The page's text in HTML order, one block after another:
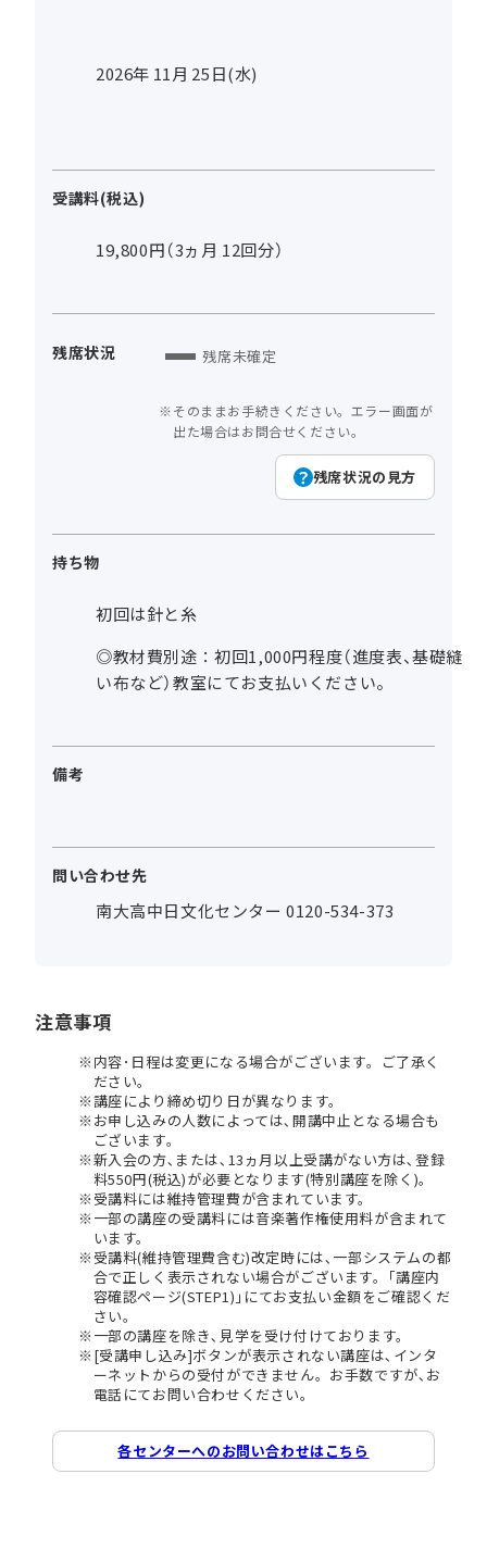
2026年 11月 25日(水)
受講料(税込)
19,800円（3ヵ月 12回分）
残席状況 残席未確定
そのままお手続きください。エラー画面が
出た場合はお問合せください。
残席状況の見方
持ち物
初回は針と糸
◎教材費別途：初回1,000円程度（進度表、基礎縫
い布など）教室にてお支払いください。
備考
問い合わせ先
南大高中日文化センター 0120-534-373
注意事項
内容･日程は変更になる場合がございます。ご了承く
ださい。
講座により締め切り日が異なります。
お申し込みの人数によっては､開講中止となる場合も
ございます。
新入会の方､または､13ヵ月以上受講がない方は､登録
料550円(税込)が必要となります(特別講座を除く)。
受講料には維持管理費が含まれています。
一部の講座の受講料には音楽著作権使用料が含まれて
います。
受講料(維持管理費含む)改定時には､一部システムの都
合で正しく表示されない場合がございます。｢講座内
容確認ページ(STEP1)｣にてお支払い金額をご確認くだ
さい。
一部の講座を除き､見学を受け付けております。
[受講申し込み]ボタンが表示されない講座は､インタ
ーネットからの受付ができません。お手数ですが､お
電話にてお問い合わせください。
各センターへのお問い合わせはこちら